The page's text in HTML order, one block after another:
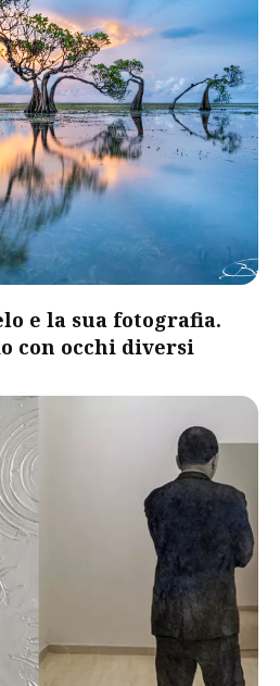
e la sua fotografia.
con occhi diversi